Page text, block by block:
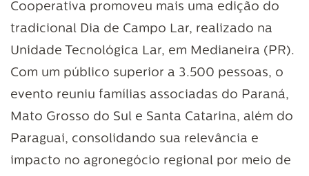
Cooperativa promoveu mais uma edição do
tradicional Dia de Campo Lar, realizado na
Unidade Tecnológica Lar, em Medianeira (PR).
Com um público superior a 3.500 pessoas, o
evento reuniu famílias associadas do Paraná,
Mato Grosso do Sul e Santa Catarina, além do
Paraguai, consolidando sua relevância e
impacto no agronegócio regional por meio de